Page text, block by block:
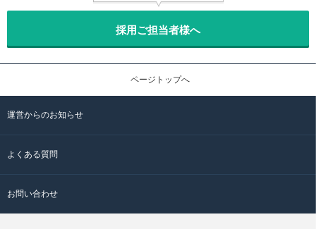
採用ご担当者様へ
ページトップへ
運営からのお知らせ
よくある質問
お問い合わせ